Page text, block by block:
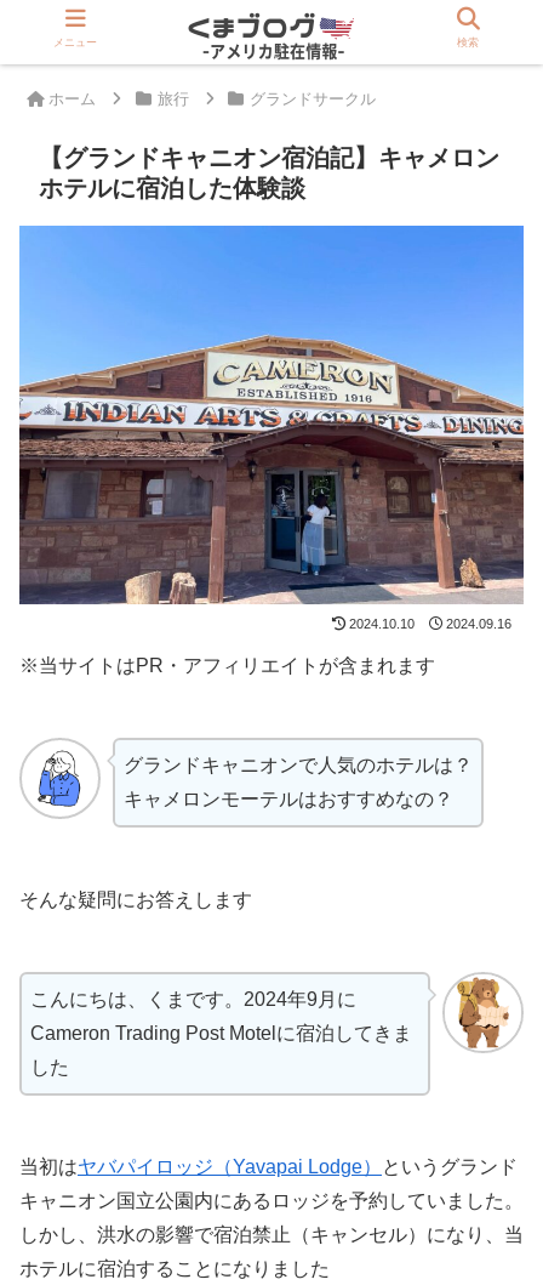
>>駐在員は登録必須「アメリカ版Rakuten」
ホーム 旅行 グランドサークル
【グランドキャニオン宿泊記】キャメロン
ホテルに宿泊した体験談
2024.10.10 2024.09.16
※当サイトはPR・アフィリエイトが含まれます
グランドキャニオンで人気のホテルは？
キャメロンモーテルはおすすめなの？
そんな疑問にお答えします
こんにちは、くまです。2024年9月に
Cameron Trading Post Motelに宿泊してきま
した
当初はヤバパイロッジ（Yavapai Lodge）
というグランド
キャニオン国立公園内にあるロッジを予約していました。
しかし、洪水の影響で宿泊禁止（キャンセル）になり、当
ホテルに宿泊することになりました
メニュー 検索